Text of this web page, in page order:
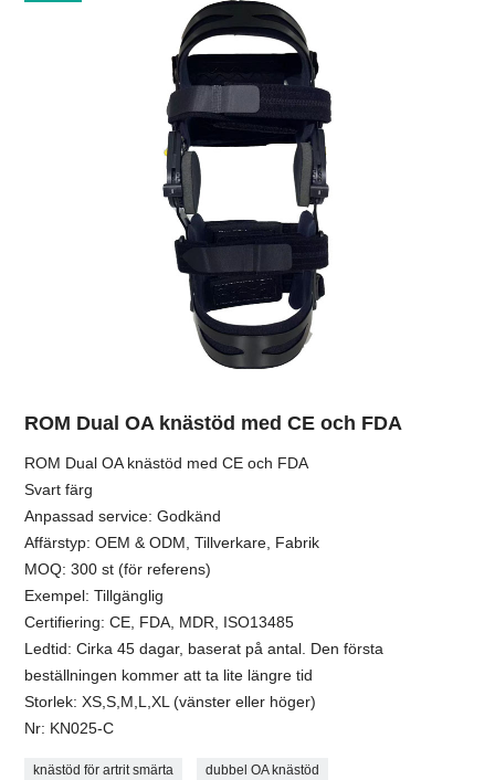
ROM Dual OA knästöd med CE och FDA
ROM Dual OA knästöd med CE och FDA
Svart färg
Anpassad service: Godkänd
Affärstyp: OEM & ODM, Tillverkare, Fabrik
MOQ: 300 st (för referens)
Exempel: Tillgänglig
Certifiering: CE, FDA, MDR, ISO13485
Ledtid: Cirka 45 dagar, baserat på antal. Den första
beställningen kommer att ta lite längre tid
Storlek: XS,S,M,L,XL (vänster eller höger)
Nr: KN025-C
knästöd för artrit smärta dubbel OA knästöd